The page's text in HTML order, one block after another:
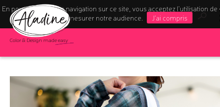
En poursuivant votre navigation sur ce site, vous acceptez l’utilisation de
pour mesurer notre audience.
J'ai compris
Color & Design made easy